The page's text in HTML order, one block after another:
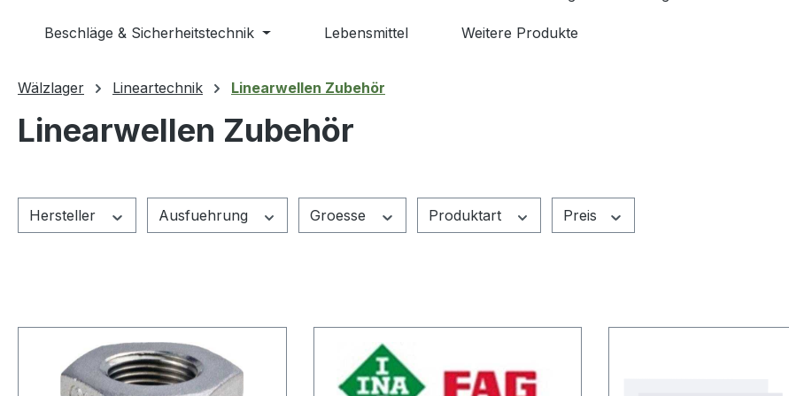
Beschläge & Sicherheitstechnik Lebensmittel Weitere Produkte
Wälzlager Lineartechnik Linearwellen Zubehör
Linearwellen Zubehör
Hersteller Ausfuehrung Groesse Produktart Preis